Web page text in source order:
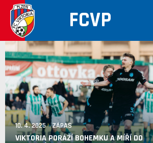
FCVP
10. 4. 2025 ZÁPAS
VIKTORIA PORÁŽÍ BOHEMKU A MÍŘÍ DO